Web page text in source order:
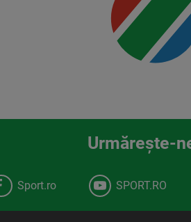
Urmăreşte-
Sport.ro SPORT.RO